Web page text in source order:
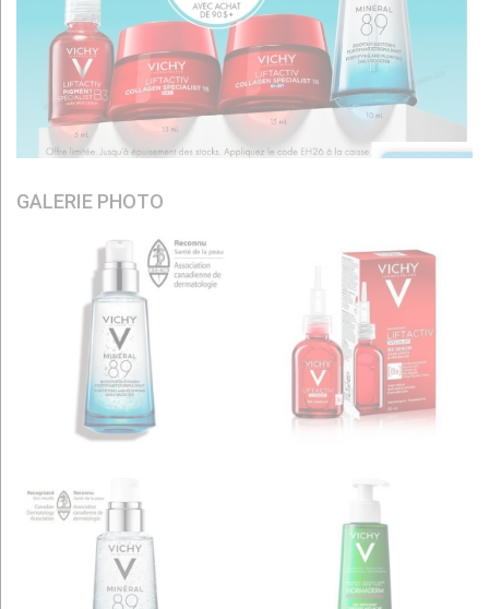
GALERIE PHOTO